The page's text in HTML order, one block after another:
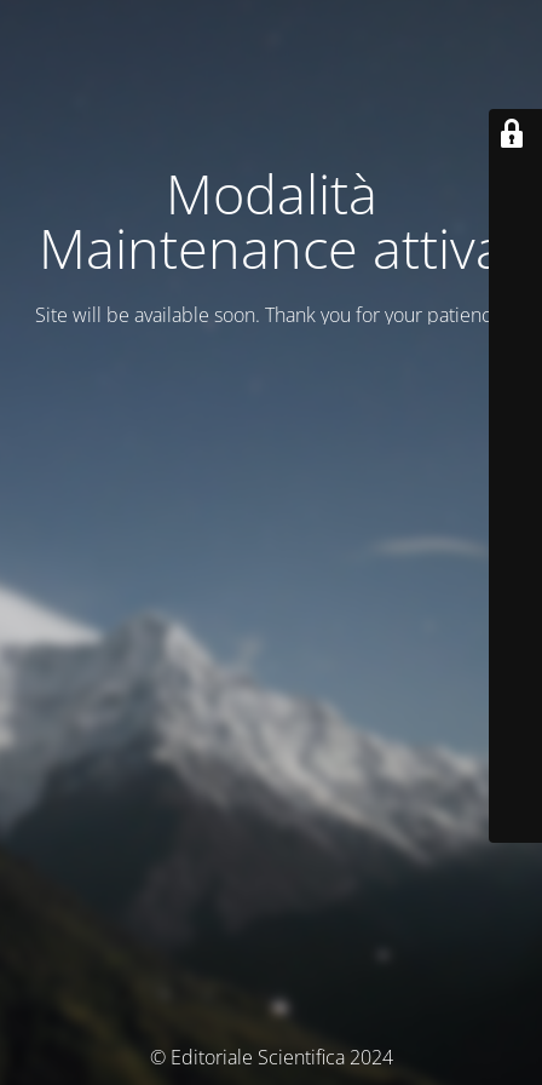
Modalità
Maintenance attiva
Site will be available soon. Thank you for your patience!
© Editoriale Scientifica 2024